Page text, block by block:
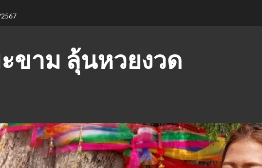
ขาม ลุ้นหวยงวด